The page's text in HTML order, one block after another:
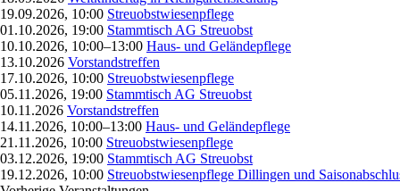
19.09.2026, 10:00 Streuobstwiesenpflege
01.10.2026, 19:00 Stammtisch AG Streuobst
10.10.2026, 10:00–13:00 Haus- und Geländepflege
13.10.2026 Vorstandstreffen
17.10.2026, 10:00 Streuobstwiesenpflege
05.11.2026, 19:00 Stammtisch AG Streuobst
10.11.2026 Vorstandstreffen
14.11.2026, 10:00–13:00 Haus- und Geländepflege
21.11.2026, 10:00 Streuobstwiesenpflege
03.12.2026, 19:00 Stammtisch AG Streuobst
19.12.2026, 10:00 Streuobstwiesenpflege Dillingen und